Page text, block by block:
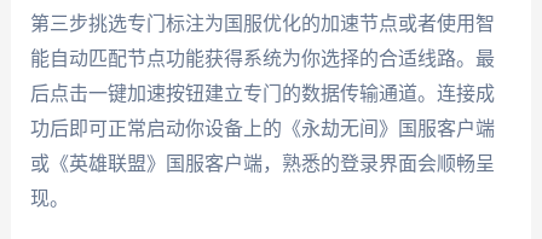
第三步挑选专门标注为国服优化的加速节点或者使用智
能自动匹配节点功能获得系统为你选择的合适线路。最
后点击一键加速按钮建立专门的数据传输通道。连接成
功后即可正常启动你设备上的《永劫无间》国服客户端
或《英雄联盟》国服客户端，熟悉的登录界面会顺畅呈
现。